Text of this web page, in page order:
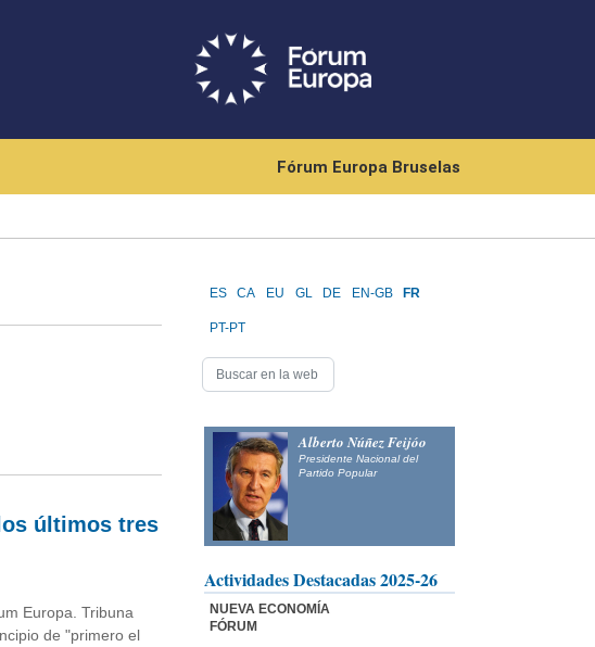
Fórum Europa Bruselas
últimos tres
Europa. Tribuna
de "primero el
ES CA EU GL DE EN-GB FR
PT-PT
Alberto Núñez Feijóo
Presidente Nacional del
Partido Popular
Actividades Destacadas 2025-26
NUEVA ECONOMÍA
FÓRUM